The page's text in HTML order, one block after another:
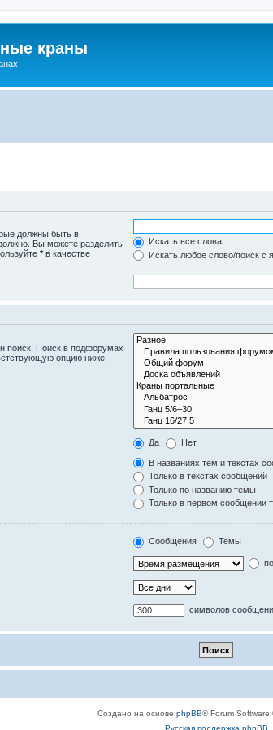
краны
должны быть в
Вы можете разделить
* в качестве
Искать все слова
Искать любое слово/поиск с
поиск. Поиск в подфорумах
опцию ниже.
Да Нет
В названиях тем и текстах
Только в текстах сообщений
Только по названию темы
Только в первом сообщении
Сообщения Темы
символов
Создано на основе phpBB® Forum Software
Русская поддержка phpBB